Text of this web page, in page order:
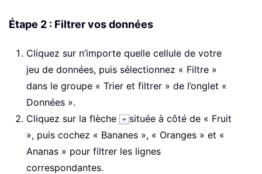
Étape 2 : Filtrer vos données
Cliquez sur n’importe quelle cellule de votre
jeu de données, puis sélectionnez « Filtre »
dans le groupe « Trier et filtrer » de l’onglet «
Données ».
Cliquez sur la flèche
située à côté de « Fruit
», puis cochez « Bananes », « Oranges » et «
Ananas » pour filtrer les lignes
correspondantes.